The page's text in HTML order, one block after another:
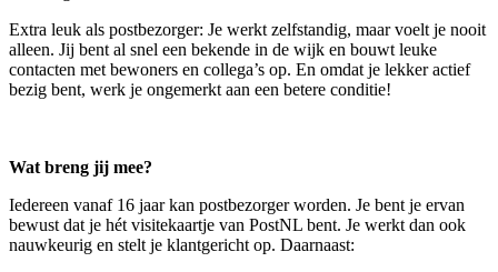
Extra leuk als postbezorger: Je werkt zelfstandig, maar voelt je nooit
alleen. Jij bent al snel een bekende in de wijk en bouwt leuke
contacten met bewoners en collega’s op. En omdat je lekker actief
bezig bent, werk je ongemerkt aan een betere conditie!
Wat breng jij mee?
Iedereen vanaf 16 jaar kan postbezorger worden. Je bent je ervan
bewust dat je hét visitekaartje van PostNL bent. Je werkt dan ook
nauwkeurig en stelt je klantgericht op. Daarnaast: